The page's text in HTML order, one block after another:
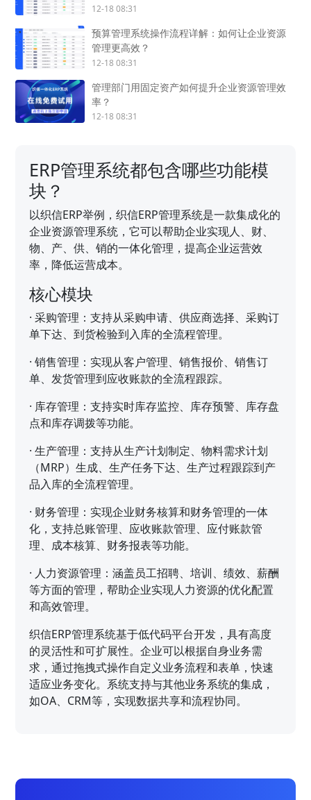
12-18 08:31
预算管理系统操作流程详解：如何让企业资源
管理更高效？
12-18 08:31
管理部门用固定资产如何提升企业资源管理效
率？
12-18 08:31
ERP管理系统都包含哪些功能模
块？
以织信ERP举例，织信ERP管理系统是一款集成化的
企业资源管理系统，它可以帮助企业实现人、财、
物、产、供、销的一体化管理，提高企业运营效
率，降低运营成本。
核心模块
·采购管理：支持从采购申请、供应商选择、采购订
单下达、到货检验到入库的全流程管理。
·销售管理：实现从客户管理、销售报价、销售订
单、发货管理到应收账款的全流程跟踪。
· 库存管理：支持实时库存监控、库存预警、库存盘
点和库存调拨等功能。
·生产管理：支持从生产计划制定、物料需求计划
（MRP）生成、生产任务下达、生产过程跟踪到产
品入库的全流程管理。
· 财务管理：实现企业财务核算和财务管理的一体
化，支持总账管理、应收账款管理、应付账款管
理、成本核算、财务报表等功能。
· 人力资源管理：涵盖员工招聘、培训、绩效、薪酬
等方面的管理，帮助企业实现人力资源的优化配置
和高效管理。
织信ERP管理系统基于低代码平台开发，具有高度
的灵活性和可扩展性。企业可以根据自身业务需
求，通过拖拽式操作自定义业务流程和表单，快速
适应业务变化。系统支持与其他业务系统的集成，
如OA、CRM等，实现数据共享和流程协同。